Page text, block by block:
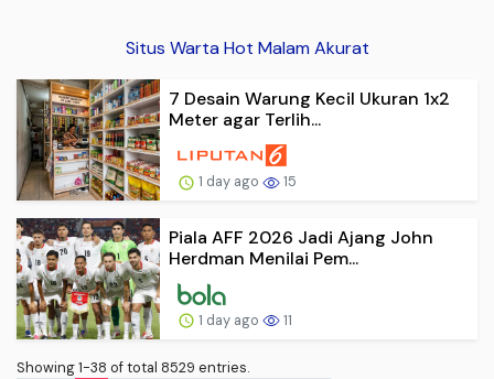
Situs Warta Hot Malam Akurat
7 Desain Warung Kecil Ukuran 1x2
Meter agar Terlih...
1 day ago 15
Piala AFF 2026 Jadi Ajang John
Herdman Menilai Pem...
1 day ago 11
Showing 1-38 of total 8529 entries.